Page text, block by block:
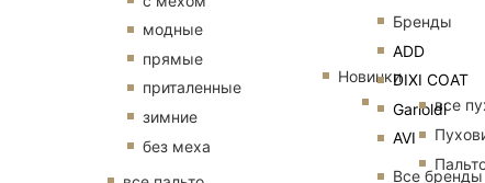
Бренды
ADD
DIXI COAT
Garioldi
AVI
Все бренды
модные
прямые
приталенные
зимние
без меха
Новинки
все